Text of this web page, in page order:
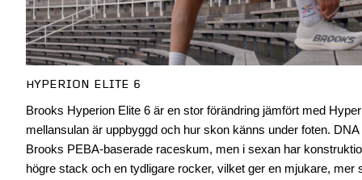
HYPERION ELITE 6
Brooks Hyperion Elite 6 är en stor förändring jämfört med
mellansulan är uppbyggd och hur skon känns under foten.
Brooks PEBA-baserade raceskum, men i sexan har
högre stack och en tydligare rocker, vilket ger en mjukare, mer